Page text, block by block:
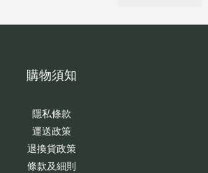
購物須知
隱私條款
運送政策
退換貨政策
條款及細則